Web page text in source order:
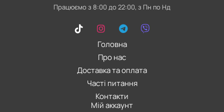
Головна
Про нас
Доставка та оплата
Часті питання
Контакти
Мій аккаунт
Працюємо з 8:00 до 22:00, з Пн по Нд